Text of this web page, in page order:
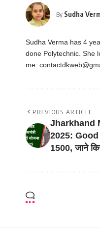
By Sudha
Sudha Verma has 4
done Polytechnic. She
me:
PREVIOUS ARTICLE
Jharkhand
2025: Good
1500, जाने